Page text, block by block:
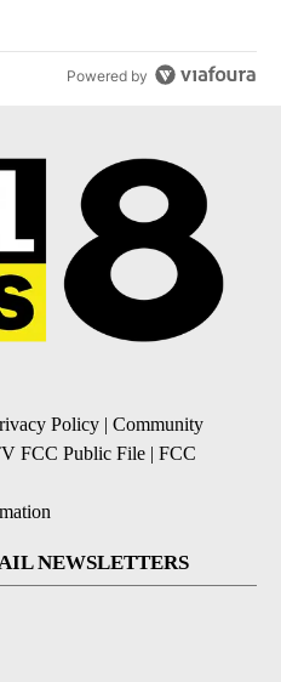
Powered by
Policy | Community
FCC Public File | FCC
NEWSLETTERS